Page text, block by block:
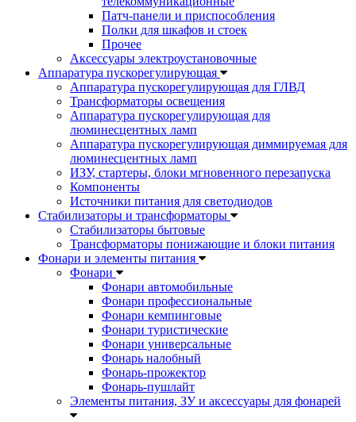
Патч-панели и приспособления
Полки для шкафов и стоек
Прочее
Аксессуары электроустановочные
Аппаратура пускорегулирующая
Аппаратура пускорегулирующая для ГЛВД
Трансформаторы освещения
Аппаратура пускорегулирующая для
люминесцентных ламп
Аппаратура пускорегулирующая диммируемая для
люминесцентных ламп
ИЗУ, стартеры, блоки мгновенного перезапуска
Компоненты
Источники питания для светодиодов
Стабилизаторы и трансформаторы
Стабилизаторы бытовые
Трансформаторы понижающие и блоки питания
Фонари и элементы питания
Фонари
Фонари автомобильные
Фонари профессиональные
Фонари кемпинговые
Фонари туристические
Фонари универсальные
Фонарь налобный
Фонарь-прожектор
Фонарь-пушлайт
Элементы питания, ЗУ и аксессуары для фонарей